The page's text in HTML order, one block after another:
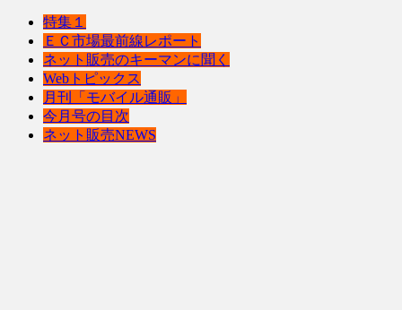
特集１
ＥＣ市場最前線レポート
ネット販売のキーマンに聞く
Webトピックス
月刊「モバイル通販」
今月号の目次
ネット販売NEWS